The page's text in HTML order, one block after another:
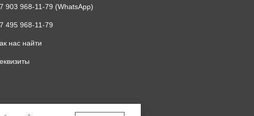
903 968-11-79 (WhatsApp)
495 968-11-79
нас найти